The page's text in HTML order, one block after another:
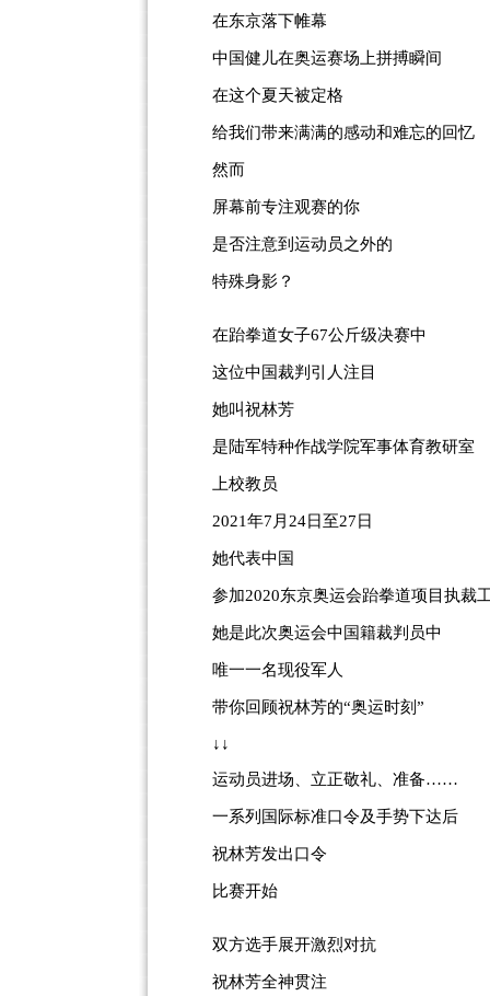
在东京落下帷幕
中国健儿在奥运赛场上拼搏瞬间
在这个夏天被定格
给我们带来满满的感动和难忘的回忆
然而
屏幕前专注观赛的你
是否注意到运动员之外的
特殊身影？
在跆拳道女子67公斤级决赛中
这位中国裁判引人注目
她叫祝林芳
是陆军特种作战学院军事体育教研室
上校教员
2021年7月24日至27日
她代表中国
参加2020东京奥运会跆拳道项目执裁
她是此次奥运会中国籍裁判员中
唯一一名现役军人
带你回顾祝林芳的“奥运时刻”
↓↓
运动员进场、立正敬礼、准备……
一系列国际标准口令及手势下达后
祝林芳发出口令
比赛开始
双方选手展开激烈对抗
祝林芳全神贯注